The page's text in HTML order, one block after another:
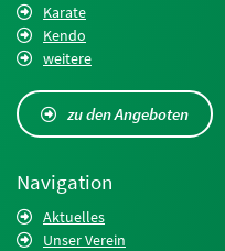
Karate
Kendo
weitere
zu den Angeboten
Navigation
Aktuelles
Unser Verein